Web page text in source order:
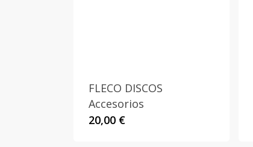
FLECO DISCOS
Accesorios
20,00 €